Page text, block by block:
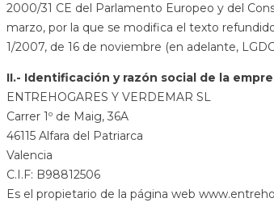
2000/31 CE del Parlamento Europeo y del
marzo, por la que se modifica el texto
1/2007, de 16 de noviembre (en adelante,
II.- Identificación y razón social de la
ENTREHOGARES Y VERDEMAR SL
Carrer 1º de Maig, 36A
46115 Alfara del Patriarca
Valencia
C.I.F: B98812506
Es el propietario de la página web